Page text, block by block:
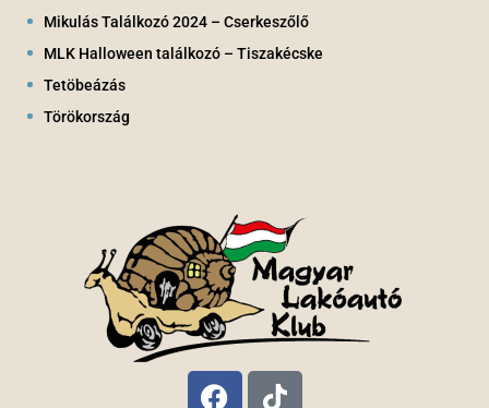
Mikulás Találkozó 2024 – Cserkeszőlő
MLK Halloween találkozó – Tiszakécske
Tetöbeázás
Törökország